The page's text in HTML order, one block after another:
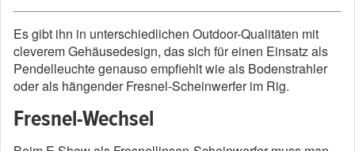
Es gibt ihn in unterschiedlichen Outdoor-Qualitäten mit
cleverem Gehäusedesign, das sich für einen Einsatz als
Pendelleuchte genauso empfiehlt wie als Bodenstrahler
oder als hängender Fresnel-Scheinwerfer im Rig.
Fresnel-Wechsel